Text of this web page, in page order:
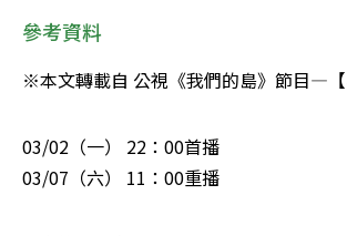
參考資料
※本文轉載自 公視《我們的島》節目—【
03/02（一） 22：00首播
03/07（六） 11：00重播